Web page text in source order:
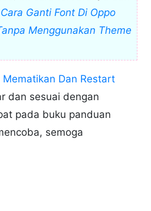
Cara Ganti Font Di Oppo
Menggunakan Theme
Mematikan Dan Restart
dan sesuai dengan
pada buku panduan
semoga